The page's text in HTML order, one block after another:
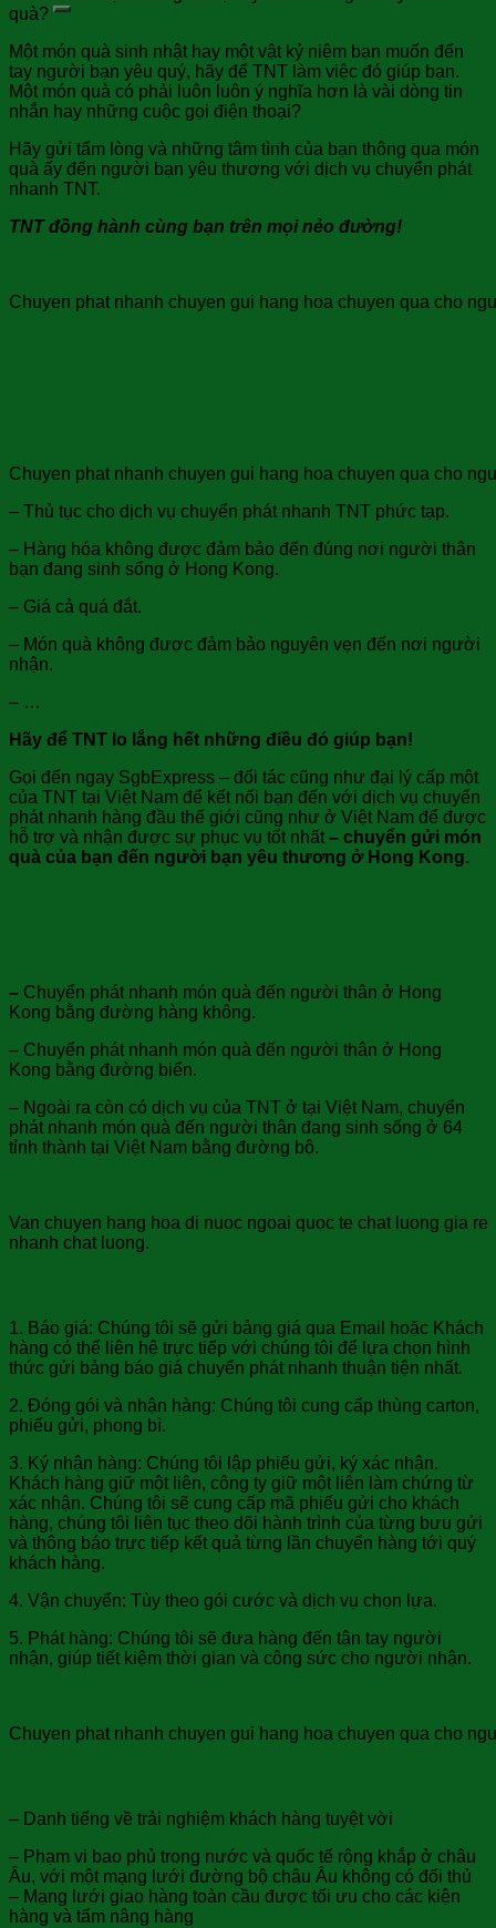
quà?
Một món quà sinh nhật hay một vật kỷ niệm bạn muốn đến
tay người bạn yêu quý, hãy để TNT làm việc đó giúp bạn.
Một món quà có phải luôn luôn ý nghĩa hơn là vài dòng tin
nhắn hay những cuộc gọi điện thoại?
Hãy gửi tấm lòng và những tâm tình của bạn thông qua món
quà ấy đến người bạn yêu thương với dịch vụ chuyển phát
nhanh TNT.
TNT đồng hành cùng bạn trên mọi nẻo đường!
Chuyen phat nhanh chuyen gui hang hoa chuyen qua cho
Chuyen phat nhanh chuyen gui hang hoa chuyen qua cho
– Thủ tục cho dịch vụ chuyển phát nhanh TNT phức tạp.
– Hàng hóa không được đảm bảo đến đúng nơi người thân
bạn đang sinh sống ở Hong Kong.
– Giá cả quá đắt.
– Món quà không được đảm bảo nguyên vẹn đến nơi người
nhận.
– …
Hãy để TNT lo lắng hết những điều đó giúp bạn!
Gọi đến ngay SgbExpress – đối tác cũng như đại lý cấp một
của TNT tại Việt Nam để kết nối bạn đến với dịch vụ chuyển
phát nhanh hàng đầu thế giới cũng như ở Việt Nam để được
hỗ trợ và nhận được sự phục vụ tốt nhất – chuyển gửi món
quà của bạn đến người bạn yêu thương ở Hong Kong.
– Chuyển phát nhanh món quà đến người thân ở Hong
Kong bằng đường hàng không.
– Chuyển phát nhanh món quà đến người thân ở Hong
Kong bằng đường biển.
– Ngoài ra còn có dịch vụ của TNT ở tại Việt Nam, chuyển
phát nhanh món quà đến người thân đang sinh sống ở 64
tỉnh thành tại Việt Nam bằng đường bộ.
Van chuyen hang hoa di nuoc ngoai quoc te chat luong gia re
nhanh chat luong.
1. Báo giá: Chúng tôi sẽ gửi bảng giá qua Email hoặc Khách
hàng có thể liên hệ trực tiếp với chúng tôi để lựa chọn hình
thức gửi bảng báo giá chuyển phát nhanh thuận tiện nhất.
2. Đóng gói và nhận hàng: Chúng tôi cung cấp thùng carton,
phiếu gửi, phong bì.
3. Ký nhận hàng: Chúng tôi lập phiếu gửi, ký xác nhận.
Khách hàng giữ một liên, công ty giữ một liên làm chứng từ
xác nhận. Chúng tôi sẽ cung cấp mã phiếu gửi cho khách
hàng, chúng tôi liên tục theo dõi hành trình của từng bưu gửi
và thông báo trực tiếp kết quả từng lần chuyển hàng tới quý
khách hàng.
4. Vận chuyển: Tùy theo gói cước và dịch vụ chọn lựa.
5. Phát hàng: Chúng tôi sẽ đưa hàng đến tận tay người
nhận, giúp tiết kiệm thời gian và công sức cho người nhận.
Chuyen phat nhanh chuyen gui hang hoa chuyen qua cho
– Danh tiếng về trải nghiệm khách hàng tuyệt vời
– Phạm vi bao phủ trong nước và quốc tế rộng khắp ở châu
Âu, với một mạng lưới đường bộ châu Âu không có đối thủ
– Mạng lưới giao hàng toàn cầu được tối ưu cho các kiện
hàng và tấm nâng hàng